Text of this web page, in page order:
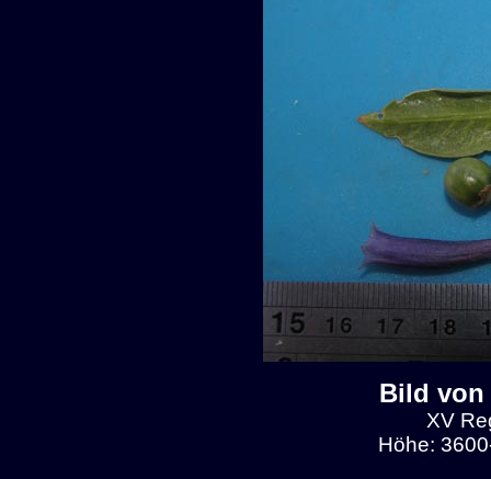
Bild von
XV
Höhe: